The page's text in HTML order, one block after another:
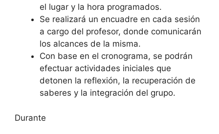
el lugar y la hora programados.
Se realizará un encuadre en cada sesión
a cargo del profesor, donde comunicarán
los alcances de la misma.
Con base en el cronograma, se podrán
efectuar actividades iniciales que
detonen la reflexión, la recuperación de
saberes y la integración del grupo.
Durante